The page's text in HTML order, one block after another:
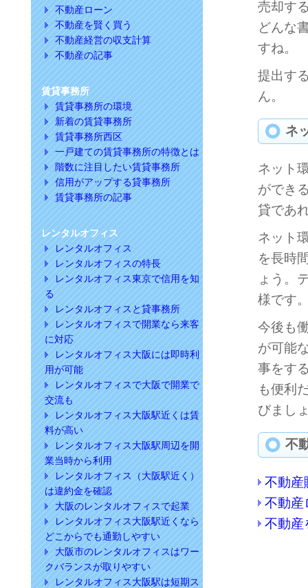
不動産ローン
不動産を賢く買う
不動産経営の収支計算
不動産の記事
賃貸事務所
賃貸事務所の環境
新着の賃貸事務所
賃貸事務所西区
一戸建ての賃貸事務所の特徴とは
階数に注目したい賃貸事務所
信用がアップする貸事務所
賃貸事務所の記事
レンタルオフィス
レンタルオフィス
レンタルオフィスの特長
レンタルオフィス東京で信用を知
る
レンタルオフィスと貸事務所
レンタルオフィスで開業なら来客
に対応
レンタルオフィス大阪には即時利
用が可能
レンタルオフィスで大阪で開業で
交流も
レンタルオフィス大阪駅近くは賃
料が高い
レンタルオフィス大阪駅周辺を開
業当時から利用
レンタルオフィス（大阪駅近く）
は違約金を確認
大阪のレンタルオフィスで起業
レンタルオフィス大阪駅近くなら
どこからでも通勤しやすい
大阪市のレンタルオフィスはワー
クバランスが取りやすい
レンタルオフィス大阪駅は短期ス
売却す
どんな
すね。
提出す
ん。
ネ
ネット
ができ
貸であ
ネット
を長時
ょう。
様です
今後も
が可能
事をす
も便利
びまし
不
不動産
不動産
不動産